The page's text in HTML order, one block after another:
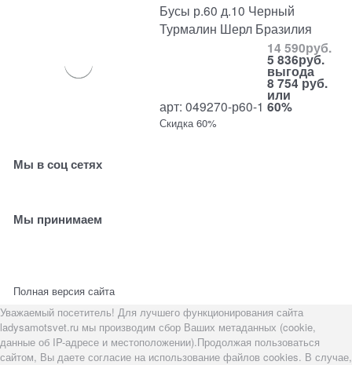
Бусы р.60 д.10 Черный
Турмалин Шерл Бразилия
арт: 049270-р60-1
14 590руб.
5 836руб.
выгода
8 754 руб.
или
60%
Скидка 60%
Мы в соц сетях
Мы принимаем
Полная версия сайта
Уважаемый посетитель! Для лучшего функционирования сайта
ladysamotsvet.ru мы производим сбор Ваших метаданных (cookie,
данные об IP-адресе и местоположении).Продолжая пользоваться
сайтом, Вы даете согласие на использование файлов cookies. В случае,